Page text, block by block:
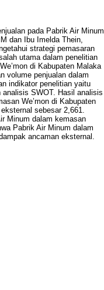
pada Pabrik Air Minum
dan Ibu Imelda Thein,
strategi pemasaran
utama dalam penelitian
di Kabupaten Malaka
volume penjualan dalam
indikator penelitian yaitu
SWOT. Hasil analisis
We’mon di Kabupaten
sebesar 2,661.
Minum dalam kemasan
Pabrik Air Minum dalam
ancaman eksternal.